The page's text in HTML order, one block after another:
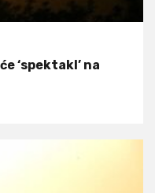
‘spektakl’ na